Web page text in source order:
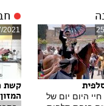
חיי היום יום של
2021
קשת